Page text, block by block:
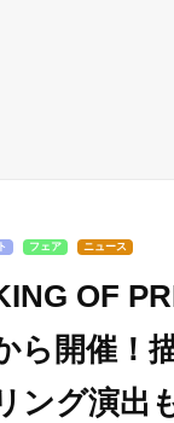
フェア ニュース
KING OF
ら開催！
ング演出